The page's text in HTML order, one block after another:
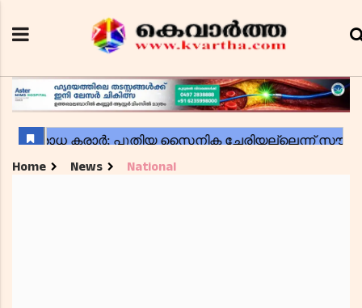
Home News National